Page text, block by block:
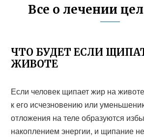
Все о лечении
ЧТО БУДЕТ ЕСЛИ
ЖИВОТЕ
Если человек щипает жир на
к его исчезновению или
отложения на теле образуются
накоплением энергии, и щипание